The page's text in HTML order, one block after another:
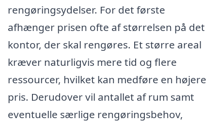
rengøringsydelser. For det første
afhænger prisen ofte af størrelsen på det
kontor, der skal rengøres. Et større areal
kræver naturligvis mere tid og flere
ressourcer, hvilket kan medføre en højere
pris. Derudover vil antallet af rum samt
eventuelle særlige rengøringsbehov,